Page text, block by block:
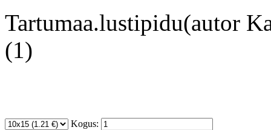
Tartumaa.lustipidu(autor
(1)
Kogus: